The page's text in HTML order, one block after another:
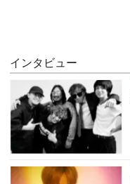
インタビュー